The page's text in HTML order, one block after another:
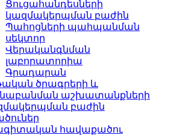
Ցուցահանդեսների
կազմակերպման բաժին
Պահոցների պահպանման
սեկտոր
Վերականգնման
լաբորատորիա
Գրադարան
ծրագրերի և
աշխատանքների
բաժին
հավաքածու